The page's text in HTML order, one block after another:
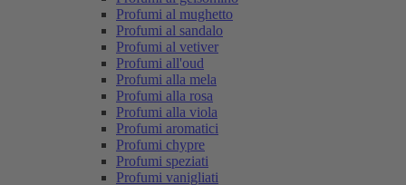
Profumi al mughetto
Profumi al sandalo
Profumi al vetiver
Profumi all'oud
Profumi alla mela
Profumi alla rosa
Profumi alla viola
Profumi aromatici
Profumi chypre
Profumi speziati
Profumi vanigliati